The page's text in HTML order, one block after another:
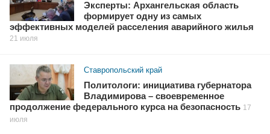
Эксперты: Архангельская область
формирует одну из самых
эффективных моделей расселения аварийного жилья
21 июля
Ставропольский край
Политологи: инициатива губернатора
Владимирова – своевременное
продолжение федерального курса на безопасность 17
июля